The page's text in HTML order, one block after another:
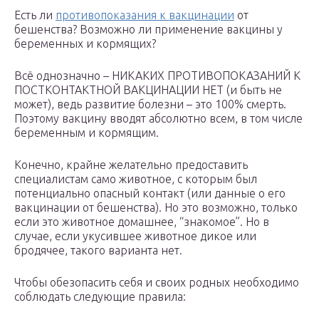
Есть ли противопоказания к вакцинации от
бешенства? Возможно ли применение вакцины у
беременных и кормящих?
Всё однозначно – НИКАКИХ ПРОТИВОПОКАЗАНИЙ К
ПОСТКОНТАКТНОЙ ВАКЦИНАЦИИ НЕТ (и быть не
может), ведь развитие болезни – это 100% смерть.
Поэтому вакцину вводят абсолютно всем, в том числе
беременным и кормящим.
Конечно, крайне желательно предоставить
специалистам само животное, с которым был
потенциально опасный контакт (или данные о его
вакцинации от бешенства). Но это возможно, только
если это животное домашнее, “знакомое”. Но в
случае, если укусившее животное дикое или
бродячее, такого варианта нет.
Чтобы обезопасить себя и своих родных необходимо
соблюдать следующие правила: